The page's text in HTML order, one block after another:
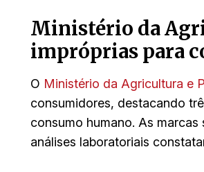
Ministério da
impróprias para
O Ministério da Agricultura e
consumidores, destacando
consumo humano. As marcas
análises laboratoriais